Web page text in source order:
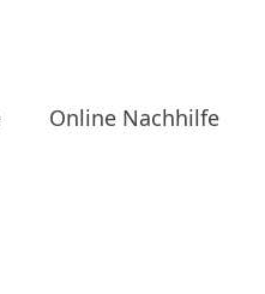
Online Nachhilfe